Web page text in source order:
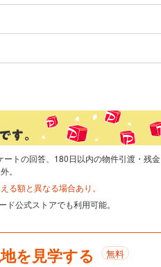
トの回答、180日以内の物件引渡・残金
。
る額と異なる場合あり。
公式ストアでも利用可能。
を見学する 無料